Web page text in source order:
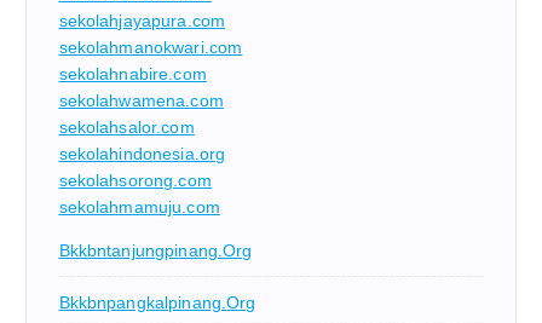
sekolahjayapura.com
sekolahmanokwari.com
sekolahnabire.com
sekolahwamena.com
sekolahsalor.com
sekolahindonesia.org
sekolahsorong.com
sekolahmamuju.com
Bkkbntanjungpinang.org
Bkkbnpangkalpinang.org